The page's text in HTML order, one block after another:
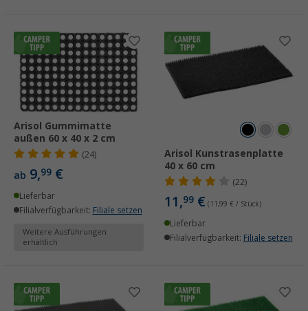
Arisol Gummimatte
außen 60 x 40 x 2 cm
(24)
ab 9,99 €
Lieferbar
Filialverfügbarkeit: Filiale setzen
Weitere Ausführungen
erhältlich
Arisol Kunstrasenplatte
40 x 60 cm
(22)
11,99 € (11,99 € / Stück)
Lieferbar
Filialverfügbarkeit: Filiale setzen